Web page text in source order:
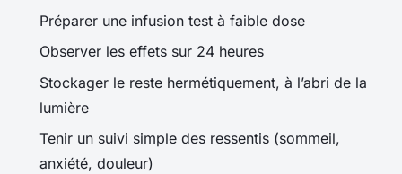
Préparer une infusion test à faible dose
Observer les effets sur 24 heures
Stockager le reste hermétiquement, à l’abri de la
lumière
Tenir un suivi simple des ressentis (sommeil,
anxiété, douleur)